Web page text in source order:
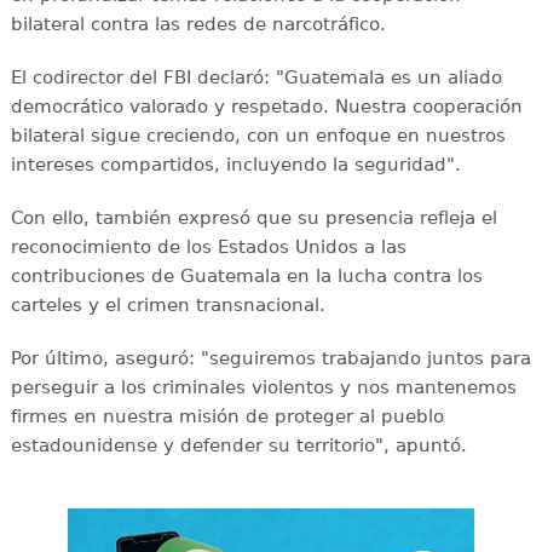
bilateral contra las redes de narcotráfico.
El codirector del FBI declaró: "Guatemala es un aliado
democrático valorado y respetado. Nuestra cooperación
bilateral sigue creciendo, con un enfoque en nuestros
intereses compartidos, incluyendo la seguridad".
Con ello, también expresó que su presencia refleja el
reconocimiento de los Estados Unidos a las
contribuciones de Guatemala en la lucha contra los
carteles y el crimen transnacional.
Por último, aseguró: "seguiremos trabajando juntos para
perseguir a los criminales violentos y nos mantenemos
firmes en nuestra misión de proteger al pueblo
estadounidense y defender su territorio", apuntó.